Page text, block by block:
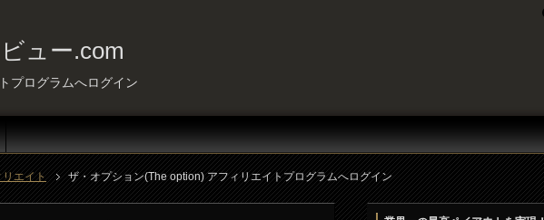
ュー.com
プログラムへログイン
リエイト ザ・オプション(The option) アフィリエイトプログラムへログイン